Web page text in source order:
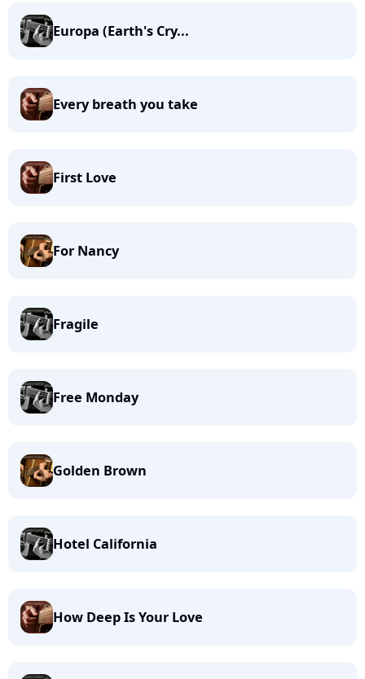
Europa (Earth's Cry...
Every breath you take
First Love
For Nancy
Fragile
Free Monday
Golden Brown
Hotel California
How Deep Is Your Love